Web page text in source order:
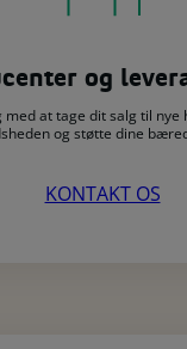
og
at tage dit salg til nye
og støtte dine
KONTAKT OS